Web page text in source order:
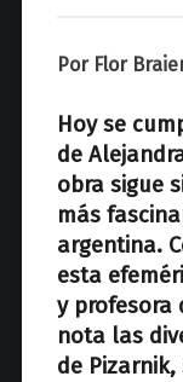
Por Flor
Hoy se
de Ale
obra sigue
más
argentina.
esta
y profesora
nota las
de Pizarnik,